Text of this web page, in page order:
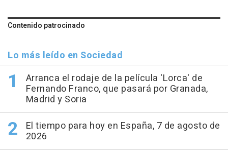
Contenido patrocinado
Lo más leído en Sociedad
Arranca el rodaje de la película 'Lorca' de
Fernando Franco, que pasará por Granada,
Madrid y Soria
El tiempo para hoy en España, 7 de agosto de
2026